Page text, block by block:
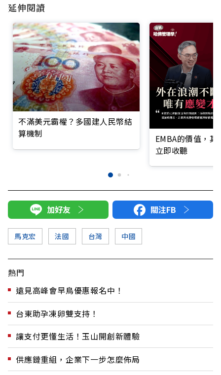
延伸閱讀
不滿美元霸權？多國建人民幣結
算機制
EMBA的價值，
立即收聽
加好友 關注FB
馬克宏 法國 台灣 中國
熱門
遠見高峰會早鳥優惠報名中！
台東助孕凍卵雙支持！
讓支付更懂生活！玉山開創新體驗
供應鏈重組，企業下一步怎麼佈局